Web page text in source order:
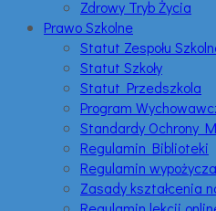
Zdrowy Tryb Życia
Prawo Szkolne
Statut Zespołu
Statut Szkoły
Statut Przedszkola
Program
Standardy Ochrony
Regulamin Biblioteki
Regulamin
Zasady kształcenia